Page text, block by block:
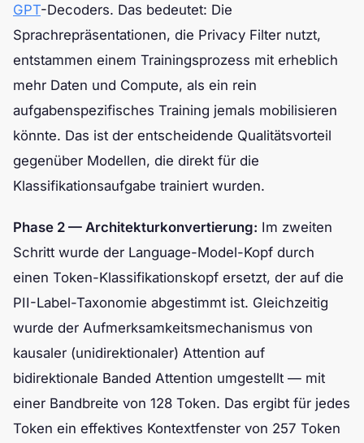
GPT-Decoders. Das bedeutet: Die
Sprachrepräsentationen, die Privacy Filter nutzt,
entstammen einem Trainingsprozess mit erheblich
mehr Daten und Compute, als ein rein
aufgabenspezifisches Training jemals mobilisieren
könnte. Das ist der entscheidende Qualitätsvorteil
gegenüber Modellen, die direkt für die
Klassifikationsaufgabe trainiert wurden.
Phase 2 — Architekturkonvertierung: Im zweiten
Schritt wurde der Language-Model-Kopf durch
einen Token-Klassifikationskopf ersetzt, der auf die
PII-Label-Taxonomie abgestimmt ist. Gleichzeitig
wurde der Aufmerksamkeitsmechanismus von
kausaler (unidirektionaler) Attention auf
bidirektionale Banded Attention umgestellt — mit
einer Bandbreite von 128 Token. Das ergibt für jedes
Token ein effektives Kontextfenster von 257 Token